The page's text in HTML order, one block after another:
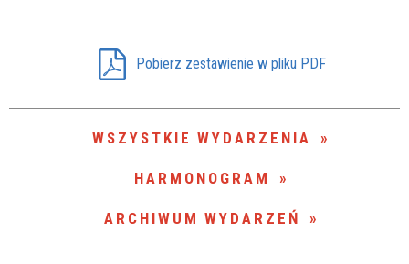
Pobierz zestawienie w pliku PDF
WSZYSTKIE WYDARZENIA
HARMONOGRAM
ARCHIWUM WYDARZEŃ